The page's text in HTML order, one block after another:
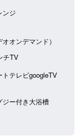
ンジ
オオンデマンド）
チTV
トテレビgoogleTV
ジー付き大浴槽